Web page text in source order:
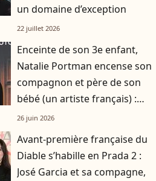
un domaine d’exception
22 juillet 2026
Enceinte de son 3e enfant,
Natalie Portman encense son
compagnon et père de son
bébé (un artiste français) :
"C'est ma chanson de l'été"
26 juin 2026
Avant-première française du
Diable s’habille en Prada 2 :
José Garcia et sa compagne,